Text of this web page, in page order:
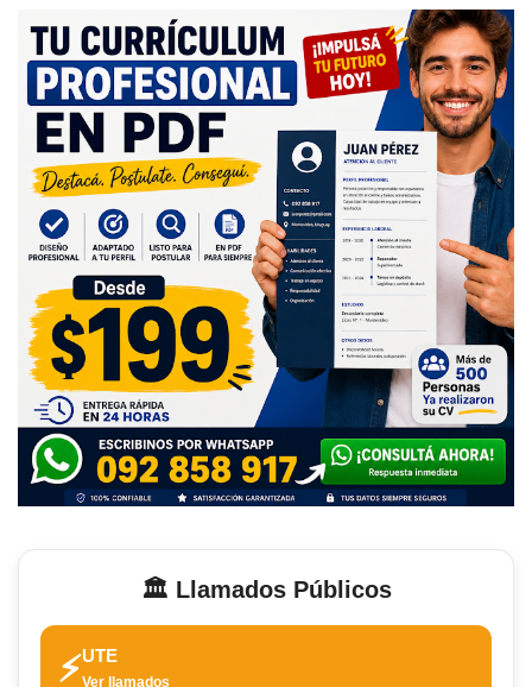
🏛️ Llamados Públicos
⚡UTE
Ver llamados